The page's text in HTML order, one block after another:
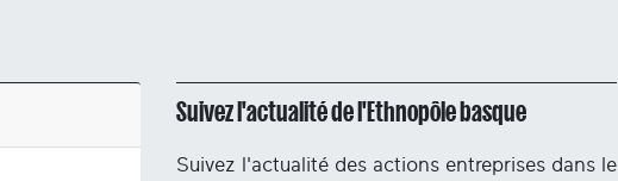
Suivez l'actualité de l'Ethnopôle basque
Suivez l'actualité des actions entreprises dans le